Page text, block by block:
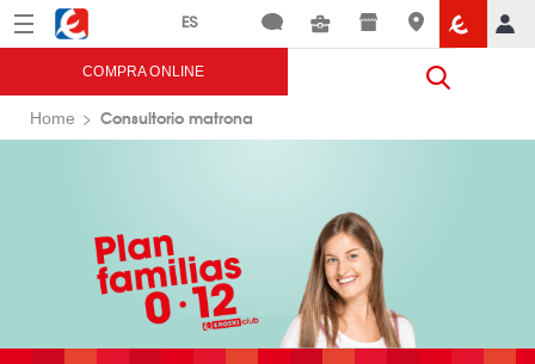
Menú Eroski
COMPRA ONLINE
Home Consultorio matrona